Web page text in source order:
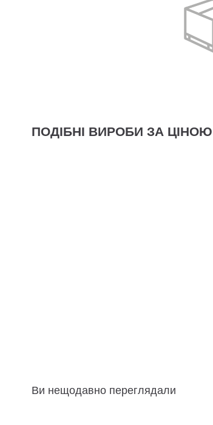
ПОДІБНІ ВИРОБИ ЗА
Ви нещодавно переглядали